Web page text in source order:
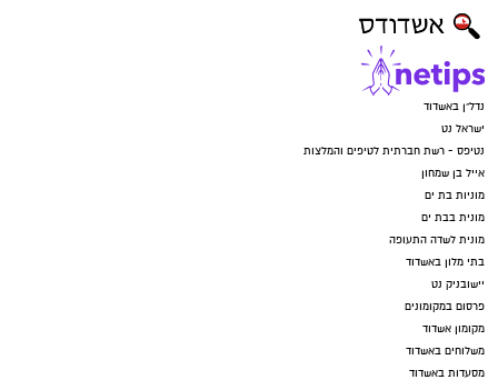
נדל"ן באשדוד
ישראל נט
נטיפס - רשת חברתית לטיפים והמלצות
אייל בן שמחון
מוניות בת ים
מונית בבת ים
מונית לשדה התעופה
בתי מלון באשדוד
יישובניק נט
פרסום במקומונים
מקומון אשדוד
משלוחים באשדוד
מסעדות באשדוד